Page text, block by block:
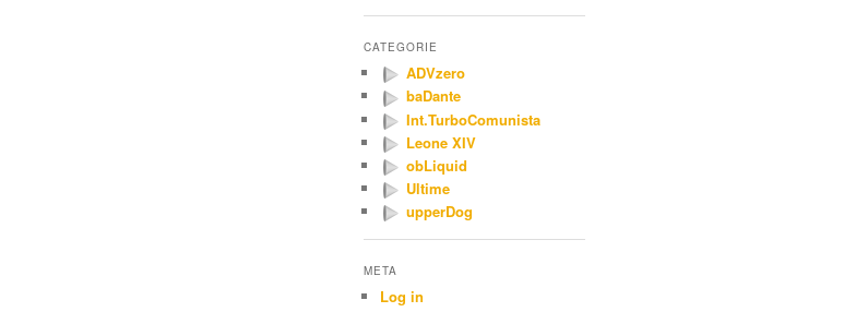
CATEGORIE
ADVzero
baDante
Int.TurboComunista
Leone XIV
obLiquid
Ultime
upperDog
META
Log in